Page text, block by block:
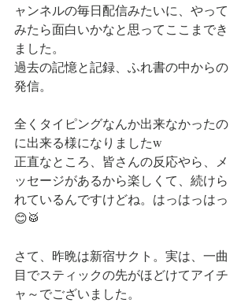
ャンネルの毎日配信みたいに、やって
みたら面白いかなと思ってここまでき
ました。
過去の記憶と記録、ふれ書の中からの
発信。
全くタイピングなんか出来なかったの
に出来る様になりましたw
正直なところ、皆さんの反応やら、メ
ッセージがあるから楽しくて、続けら
れているんですけどね。はっはっはっ
😊🥁
さて、昨晩は新宿サクト。実は、一曲
目でスティックの先がほどけてアイチ
ャ～でございました。